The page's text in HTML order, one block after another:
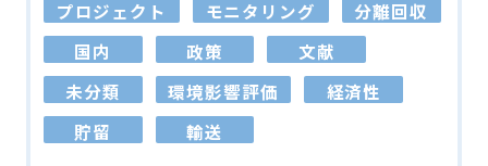
プロジェクト
モニタリング
分離回収
国内
政策
文献
未分類
環境影響評価
経済性
貯留
輸送